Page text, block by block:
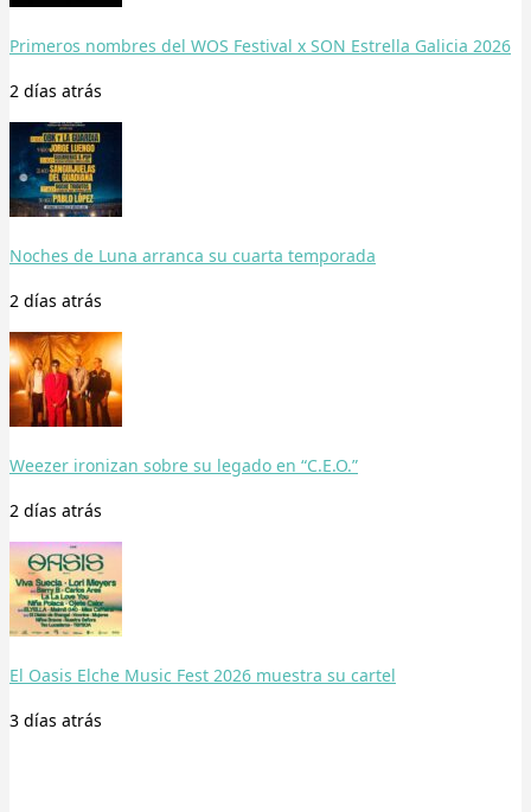
Primeros nombres del WOS Festival x SON Estrella Galicia 2026
2 días atrás
Noches de Luna arranca su cuarta temporada
2 días atrás
Weezer ironizan sobre su legado en “C.E.O.”
2 días atrás
El Oasis Elche Music Fest 2026 muestra su cartel
3 días atrás